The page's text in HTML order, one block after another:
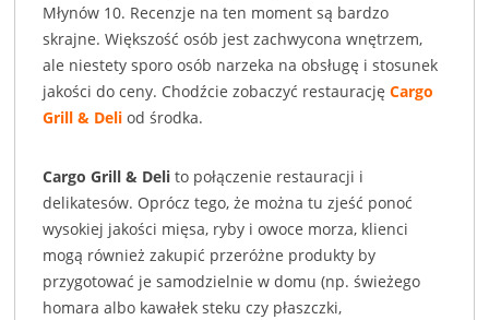
Młynów 10. Recenzje na ten moment są bardzo
skrajne. Większość osób jest zachwycona wnętrzem,
ale niestety sporo osób narzeka na obsługę i stosunek
jakości do ceny. Chodźcie zobaczyć restauracjęCargo
Grill & Deli od środka.
Cargo Grill & Deli to połączenie restauracji i
delikatesów. Oprócz tego, że można tu zjeść ponoć
wysokiej jakości mięsa, ryby i owoce morza, klienci
mogą również zakupić przeróżne produkty by
przygotować je samodzielnie w domu (np. świeżego
homara albo kawałek steku czy płaszczki,